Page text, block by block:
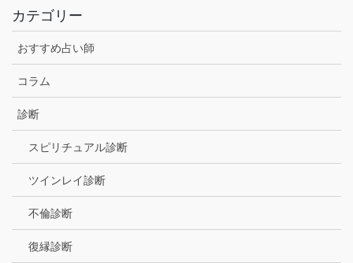
カテゴリー
おすすめ占い師
コラム
診断
スピリチュアル診断
ツインレイ診断
不倫診断
復縁診断